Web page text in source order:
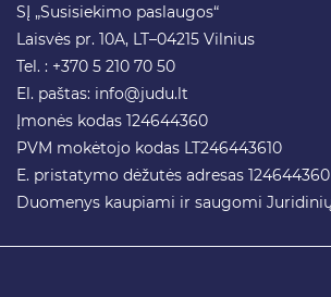
SĮ „Susisiekimo paslaugos“
Laisvės pr. 10A, LT–04215 Vilnius
Tel. : +370 5 210 70 50
El. paštas: info@judu.lt
Įmonės kodas 124644360
PVM mokėtojo kodas LT246443610
E. pristatymo dėžutės adresas 124644360
Duomenys kaupiami ir saugomi